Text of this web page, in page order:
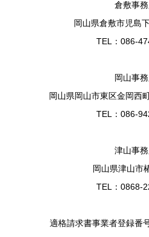
倉敷事
岡山県倉敷市児島
TEL：086-
岡山事
岡山県岡山市東区金岡西
TEL：086-
津山事
岡山県津山市
TEL：0868-
適格請求書事業者登録番